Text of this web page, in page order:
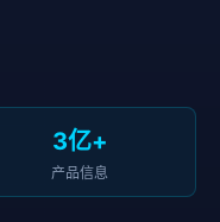
3亿+
产品信息